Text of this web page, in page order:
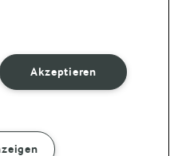
Akzeptieren